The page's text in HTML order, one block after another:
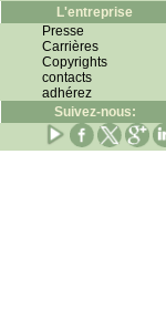
L'entreprise
Presse
Carrières
Copyrights
contacts
adhérez
Suivez-nous: